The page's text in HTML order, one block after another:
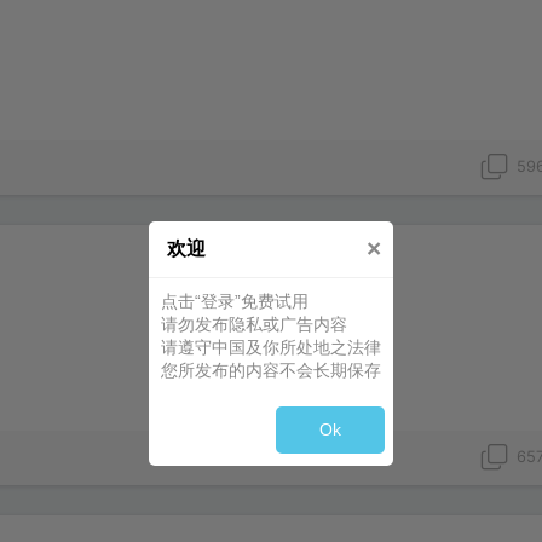
657
欢迎 ×
点击“登录”免费试用
请勿发布隐私或广告内容
请遵守中国及你所处地之法律
您所发布的内容不会长期保存
Ok